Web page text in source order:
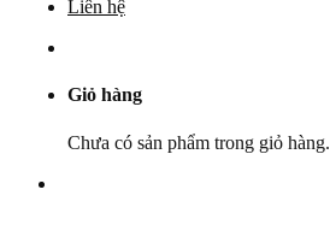
Liên hệ
Giỏ hàng
Chưa có sản phẩm trong giỏ hàng.